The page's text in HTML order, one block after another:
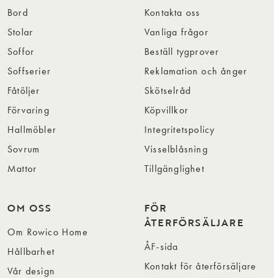
Bord
Stolar
Soffor
Soffserier
Fåtöljer
Förvaring
Hallmöbler
Sovrum
Mattor
Kontakta oss
Vanliga frågor
Beställ tygprover
Reklamation och ånger
Skötselråd
Köpvillkor
Integritetspolicy
Visselblåsning
Tillgänglighet
OM OSS
Om Rowico Home
Hållbarhet
Vår design
FÖR
ÅTERFÖRSÄLJARE
ÅF-sida
Kontakt för återförsäljare